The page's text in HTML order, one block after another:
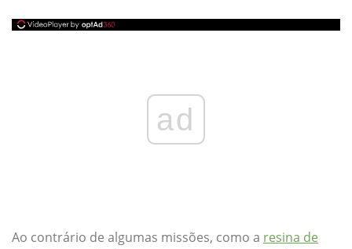
ad
Ao contrário de algumas missões, como a resina de